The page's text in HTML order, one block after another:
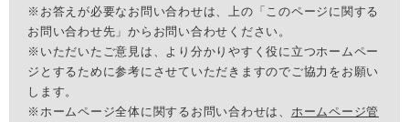
※お答えが必要なお問い合わせは、上の「このページに関する
お問い合わせ先」からお問い合わせください。
※いただいたご意見は、より分かりやすく役に立つホームペー
ジとするために参考にさせていただきますのでご協力をお願い
します。
※ホームページ全体に関するお問い合わせは、 ホームページ管